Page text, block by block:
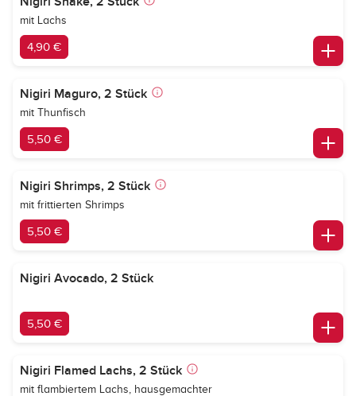
mit Lachs
4,90 €
Nigiri Maguro, 2 Stück
mit Thunfisch
5,50 €
Nigiri Shrimps, 2 Stück
mit frittierten Shrimps
5,50 €
Nigiri Avocado, 2 Stück
5,50 €
Nigiri Flamed Lachs, 2 Stück
mit flambiertem Lachs, hausgemachter